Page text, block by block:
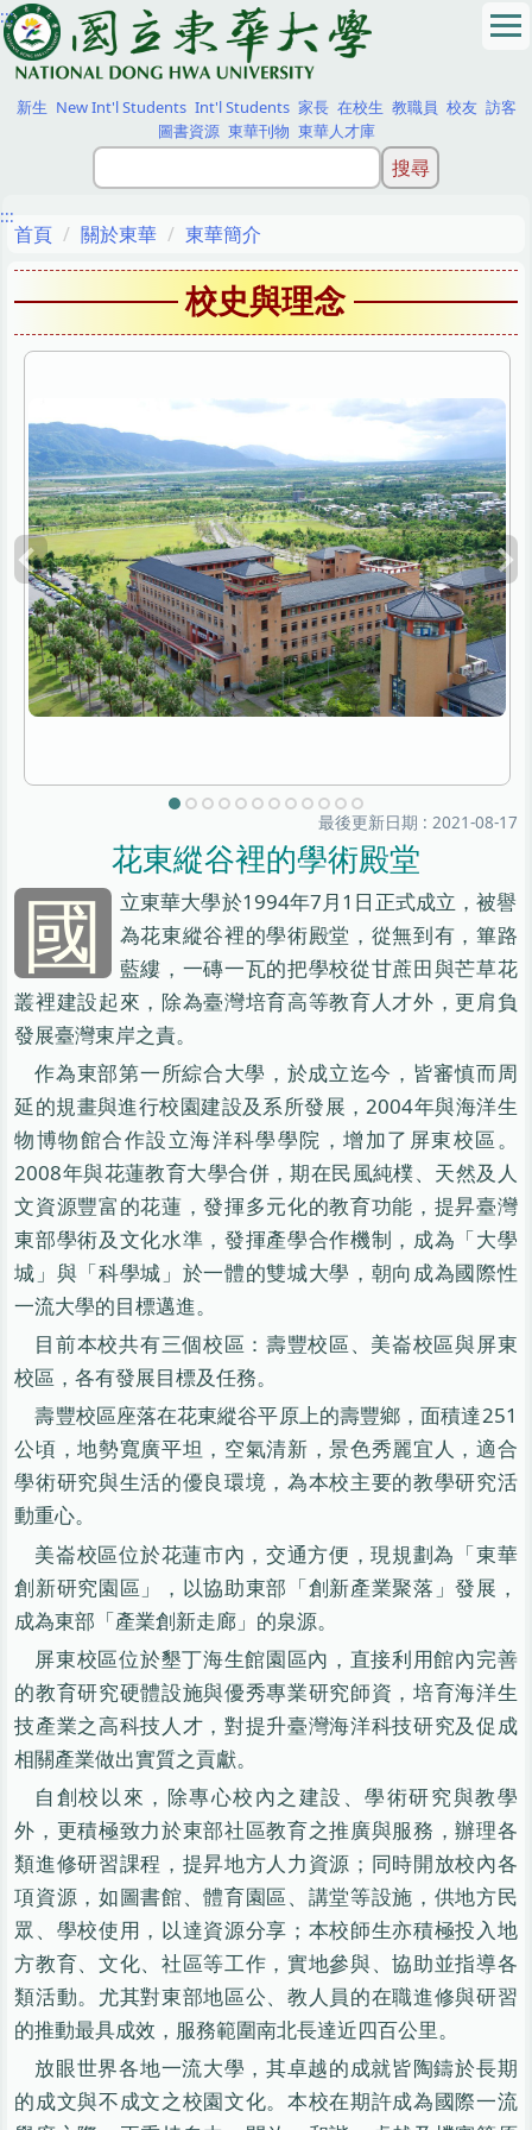
跳
到
主
要
內
:::
新生 New Int'l Students Int'l Students 家長 在校生 教職員 校友 訪客
圖書資源 東華刊物 東華人才庫
:::
首頁 關於東華 東華簡介
校史與理念
最後更新日期 : 2021-08-17
花東縱谷裡的學術殿堂
國
立東華大學於1994年7月1日正式成立，被譽
為花東縱谷裡的學術殿堂，從無到有，篳路
藍縷，一磚一瓦的把學校從甘蔗田與芒草花
叢裡建設起來，除為臺灣培育高等教育人才外，更肩負
發展臺灣東岸之責。
作為東部第一所綜合大學，於成立迄今，皆審慎而周
延的規畫與進行校園建設及系所發展，2004年與海洋生
物博物館合作設立海洋科學學院，增加了屏東校區。
2008年與花蓮教育大學合併，期在民風純樸、天然及人
文資源豐富的花蓮，發揮多元化的教育功能，提昇臺灣
東部學術及文化水準，發揮產學合作機制，成為「大學
城」與「科學城」於一體的雙城大學，朝向成為國際性
一流大學的目標邁進。
目前本校共有三個校區：壽豐校區、美崙校區與屏東
校區，各有發展目標及任務。
壽豐校區座落在花東縱谷平原上的壽豐鄉，面積達251
公頃，地勢寬廣平坦，空氣清新，景色秀麗宜人，適合
學術研究與生活的優良環境，為本校主要的教學研究活
動重心。
美崙校區位於花蓮市內，交通方便，現規劃為「東華
創新研究園區」，以協助東部「創新產業聚落」發展，
成為東部「產業創新走廊」的泉源。
屏東校區位於墾丁海生館園區內，直接利用館內完善
的教育研究硬體設施與優秀專業研究師資，培育海洋生
技產業之高科技人才，對提升臺灣海洋科技研究及促成
相關產業做出實質之貢獻。
自創校以來，除專心校內之建設、學術研究與教學
外，更積極致力於東部社區教育之推廣與服務，辦理各
類進修研習課程，提昇地方人力資源；同時開放校內各
項資源，如圖書館、體育園區、講堂等設施，供地方民
眾、學校使用，以達資源分享；本校師生亦積極投入地
方教育、文化、社區等工作，實地參與、協助並指導各
類活動。尤其對東部地區公、教人員的在職進修與研習
的推動最具成效，服務範圍南北長達近四百公里。
放眼世界各地一流大學，其卓越的成就皆陶鑄於長期
的成文與不成文之校園文化。本校在期許成為國際一流